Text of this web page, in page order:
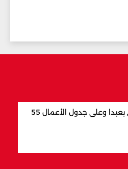
جلسة لمجلس الوزراء في بعبدا وعلى جدول الأعمال 55